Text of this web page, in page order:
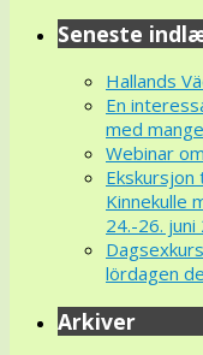
Seneste
Hallands
En
med
Webinar
Kinnekulle
24.-26. juni
lördagen
Arkiver